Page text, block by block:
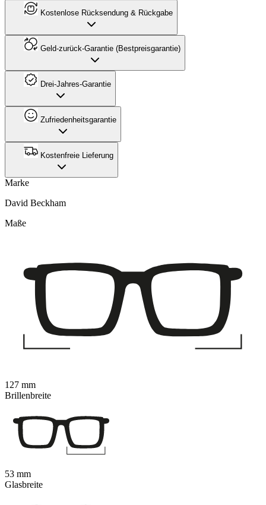
Kostenlose Rücksendung & Rückgabe
Geld-zurück-Garantie (Bestpreisgarantie)
Drei-Jahres-Garantie
Zufriedenheitsgarantie
Kostenfreie Lieferung
Marke
David Beckham
Maße
127 mm
Brillenbreite
53 mm
Glasbreite